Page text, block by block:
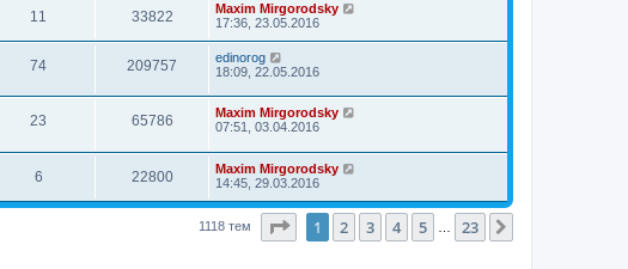
11 33822
Maxim Mirgorodsky
17:36, 23.05.2016
74 209757
edinorog
18:09, 22.05.2016
23 65786
Maxim Mirgorodsky
07:51, 03.04.2016
6 22800
Maxim Mirgorodsky
14:45, 29.03.2016
1118 тем Страница1 из 23
1 2 3 4 5 23